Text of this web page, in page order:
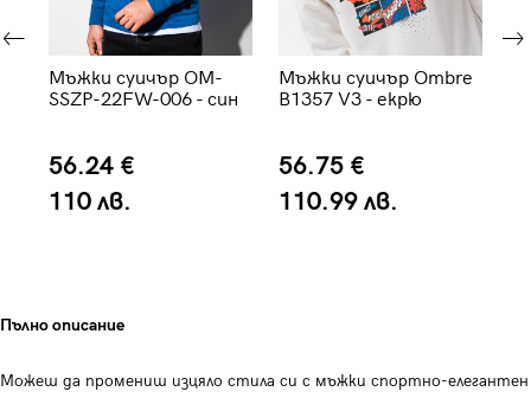
Мъжки суичър OM-
SSZP-22FW-006 - син
56.24 €
110 лв.
Мъжки суичър Ombre
B1357 V3 - екрю
56.75 €
110.99 лв.
Пълно описание
Можеш да промениш изцяло стила си с мъжки спортно-елегантен